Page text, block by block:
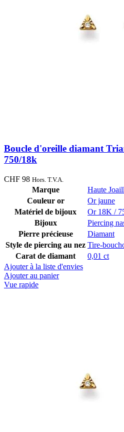
Boucle d'oreille diamant
750/18k
CHF 98 Hors. T.V.A.
Marque
Haute
Couleur or
Or jaune
Matériel de bijoux
Or 18K /
Bijoux
Piercing
Pierre précieuse
Diamant
Style de piercing au nez Tire-
Carat de diamant
0,01 ct
Ajouter à la liste d'envies
Ajouter au panier
Vue rapide